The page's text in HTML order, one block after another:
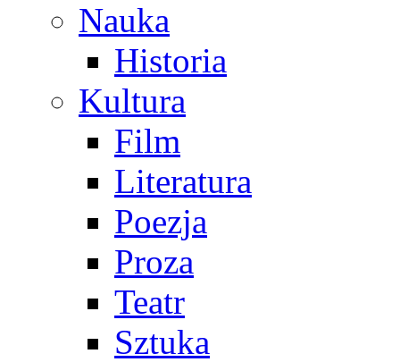
Nauka
Historia
Kultura
Film
Literatura
Poezja
Proza
Teatr
Sztuka